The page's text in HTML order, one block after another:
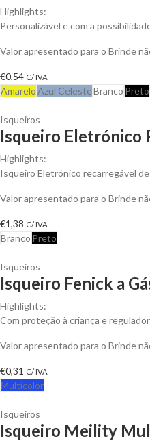
Highlights:
Personalizável e com a
Valor apresentado para o Brinde
€0,54 C/ IVA
AmareloAzul CelesteBranco Preto
Isqueiros
Isqueiro Eletrónico
Highlights:
Isqueiro Eletrónico recarregável
Valor apresentado para o Brinde
€1,38 C/ IVA
Branco Preto
Isqueiros
Isqueiro Fenick a
Highlights:
Com proteção à criança e
Valor apresentado para o Brinde
€0,31 C/ IVA
Multicolor
Isqueiros
Isqueiro Meility